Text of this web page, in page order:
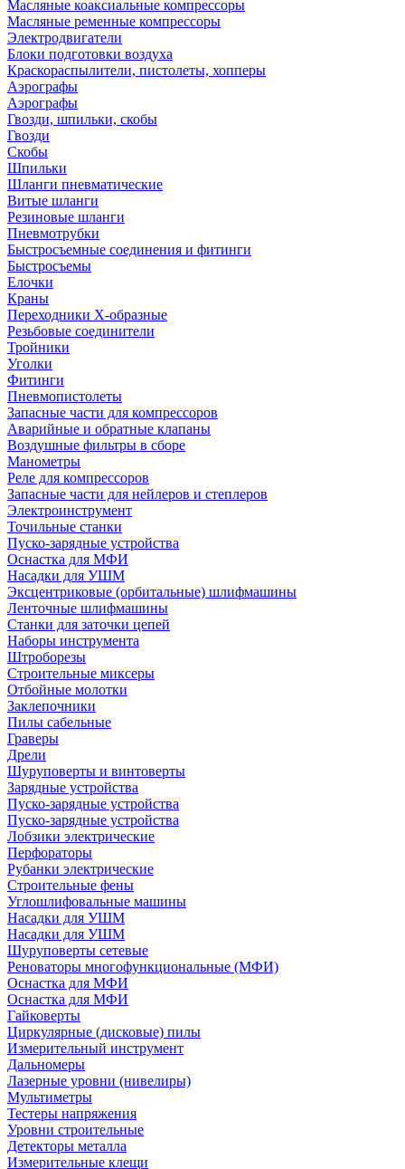
Масляные коаксиальные компрессоры
Масляные ременные компрессоры
Электродвигатели
Блоки подготовки воздуха
Краскораспылители, пистолеты, хопперы
Аэрографы
Аэрографы
Гвозди, шпильки, скобы
Гвозди
Скобы
Шпильки
Шланги пневматические
Витые шланги
Резиновые шланги
Пневмотрубки
Быстросъемные соединения и фитинги
Быстросъемы
Елочки
Краны
Переходники Х-образные
Резьбовые соединители
Тройники
Уголки
Фитинги
Пневмопистолеты
Запасные части для компрессоров
Аварийные и обратные клапаны
Воздушные фильтры в сборе
Манометры
Реле для компрессоров
Запасные части для нейлеров и степлеров
Электроинструмент
Точильные станки
Пуско-зарядные устройства
Оснастка для МФИ
Насадки для УШМ
Эксцентриковые (орбитальные) шлифмашины
Ленточные шлифмашины
Станки для заточки цепей
Наборы инструмента
Штроборезы
Строительные миксеры
Отбойные молотки
Заклепочники
Пилы сабельные
Граверы
Дрели
Шуруповерты и винтоверты
Зарядные устройства
Пуско-зарядные устройства
Пуско-зарядные устройства
Лобзики электрические
Перфораторы
Рубанки электрические
Строительные фены
Углошлифовальные машины
Насадки для УШМ
Насадки для УШМ
Шуруповерты сетевые
Реноваторы многофункциональные (МФИ)
Оснастка для МФИ
Оснастка для МФИ
Гайковерты
Циркулярные (дисковые) пилы
Измерительный инструмент
Дальномеры
Лазерные уровни (нивелиры)
Мультиметры
Тестеры напряжения
Уровни строительные
Детекторы металла
Измерительные клещи